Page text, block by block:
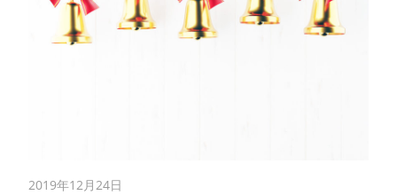
2019年12月24日